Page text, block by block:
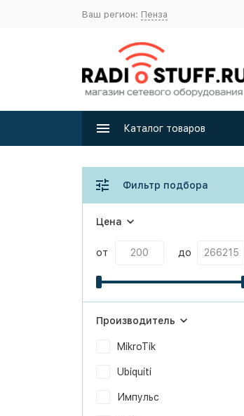
Ваш регион: Пенза
Каталог товаров
Фильтр подбора
Цена
от до
Производитель
MikroTik
Ubiquiti
Импульс